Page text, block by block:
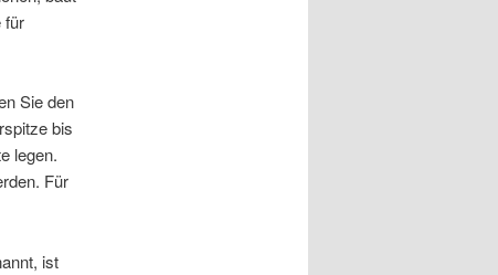
für
Sie den
bis
legen.
Für
ist